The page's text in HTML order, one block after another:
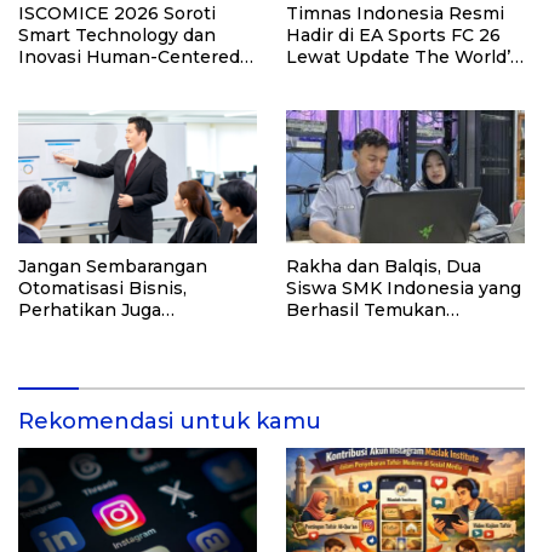
ISCOMICE 2026 Soroti
Smart Technology dan
Inovasi Human-Centered
Timnas Indonesia Resmi
Hadir di EA Sports FC 26
Lewat Update The World’s
Jangan Sembarangan
Otomatisasi Bisnis,
Perhatikan Juga
Rakha dan Balqis, Dua
Siswa SMK Indonesia yang
Berhasil Temukan
Rekomendasi untuk kamu